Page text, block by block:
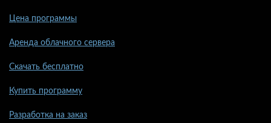
Цена программы
Аренда облачного сервера
Скачать бесплатно
Купить программу
Разработка на заказ